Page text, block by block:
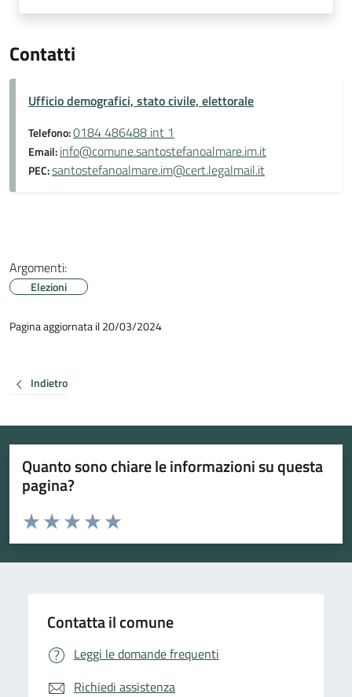
Contatti
Ufficio demografici, stato civile, elettorale
Telefono:0184 486488 int 1
Email:info@comune.santostefanoalmare.im.it
PEC:santostefanoalmare.im@cert.legalmail.it
Argomenti:
Elezioni
Pagina aggiornata il 20/03/2024
Indietro
Quanto sono chiare le informazioni su questa
pagina?
Valuta da 1 a 5 stelle la pagina
Valuta 5 stelle su 5
Valuta 4 stelle su 5
Valuta 3 stelle su 5
Valuta 2 stelle su 5
Valuta 1 stelle su 5
Contatta il comune
Leggi le domande frequenti
Richiedi assistenza